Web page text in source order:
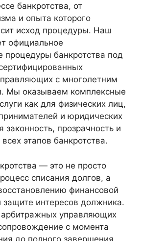
банкротства, от
и опыта которого
исход процедуры. Наш
официальное
процедуры банкротства под
с многолетним
Мы оказываем комплексные
как для физических лиц,
и юридических
законность, прозрачность и
этапов банкротства.
— это не просто
списания долгов, а
финансовой
защите интересов должника.
управляющих
с момента
до полного завершения